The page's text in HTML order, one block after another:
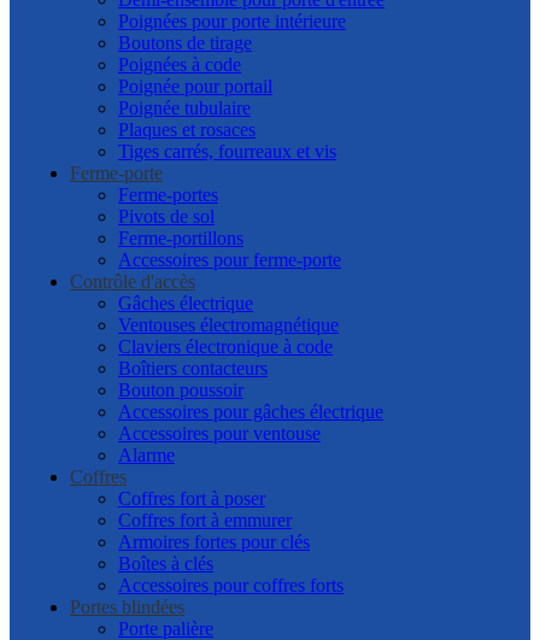
Poignées pour porte intérieure
Boutons de tirage
Poignées à code
Poignée pour portail
Poignée tubulaire
Plaques et rosaces
Tiges carrés, fourreaux et vis
Ferme-porte
Ferme-portes
Pivots de sol
Ferme-portillons
Accessoires pour ferme-porte
Contrôle d'accès
Gâches électrique
Ventouses électromagnétique
Claviers électronique à code
Boîtiers contacteurs
Bouton poussoir
Accessoires pour gâches électrique
Accessoires pour ventouse
Alarme
Coffres
Coffres fort à poser
Coffres fort à emmurer
Armoires fortes pour clés
Boîtes à clés
Accessoires pour coffres forts
Portes blindées
Porte palière